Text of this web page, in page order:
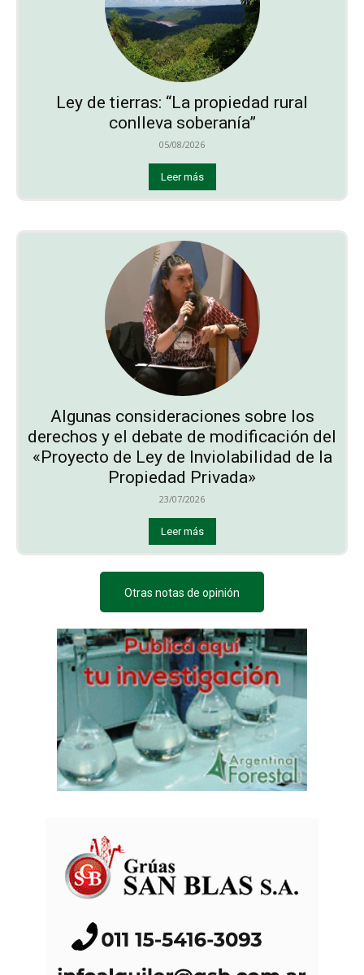
Ley de tierras: “La propiedad rural
conlleva soberanía”
05/08/2026
Leer más
Algunas consideraciones sobre los
derechos y el debate de modificación del
«Proyecto de Ley de Inviolabilidad de la
Propiedad Privada»
23/07/2026
Leer más
Otras notas de opinión